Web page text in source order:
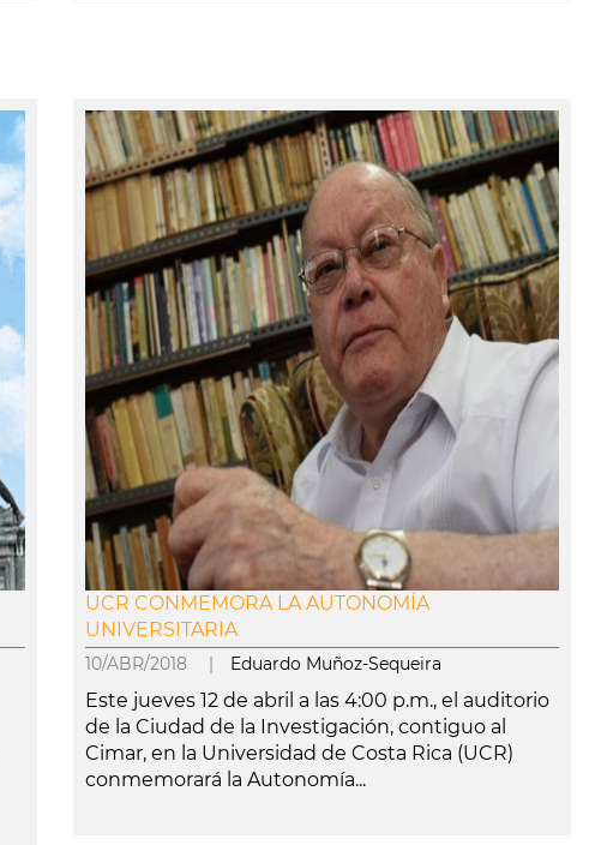
UCR CONMEMORA LA AUTONOMÍA
UNIVERSITARIA
10/ABR/2018 | Eduardo Muñoz-Sequeira
Este jueves 12 de abril a las 4:00 p.m., el auditorio
de la Ciudad de la Investigación, contiguo al
Cimar, en la Universidad de Costa Rica (UCR)
conmemorará la Autonomía...